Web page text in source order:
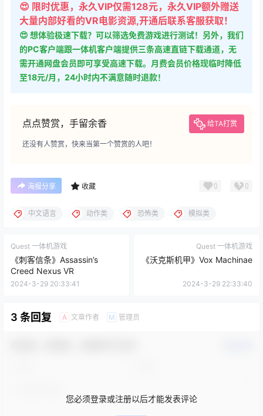
😍 限时优惠，永久VIP仅需128元，永久VIP额外赠送
大量内部好看的VR电影资源,开通后联系客服获取！
😍 想体验极速下载？可以筛选免费游戏进行测试！另外，我们
的PC客户端跟一体机客户端提供三条高速直链下载通道，无
需开通网盘会员即可享受高速下载。月费会员价格现临时降低
至18元/月，24小时内不满意随时退款！
点点赞赏，手留余香 给TA打赏
还没有人赞赏，快来当第一个赞赏的人吧！
海报分享 收藏 0 0
中文语言 动作类 恐怖类 模拟类
Quest 一体机游戏
《刺客信条》Assassin’s
Creed Nexus VR
2024-3-29 20:33:41
Quest 一体机游戏
《沃克斯机甲》Vox Machinae
2024-3-29 22:33:40
3 条回复 A 文章作者 M 管理员
您必须登录或注册以后才能发表评论